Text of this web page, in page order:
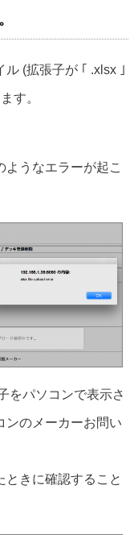
(拡張子が ｢ .xlsx ｣
す。
ようなエラーが起こ
をパソコンで表示さ
ンのメーカーお問い
ときに確認すること